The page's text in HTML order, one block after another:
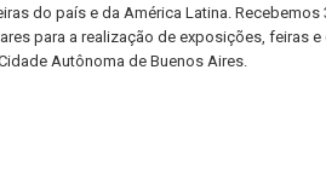
do país e da América Latina.
para a realização de exposições,
Autônoma de Buenos Aires.